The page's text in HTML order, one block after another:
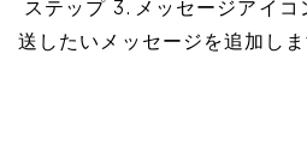
ステップ 3. メッセージアイ
送したいメッセージを追加しま